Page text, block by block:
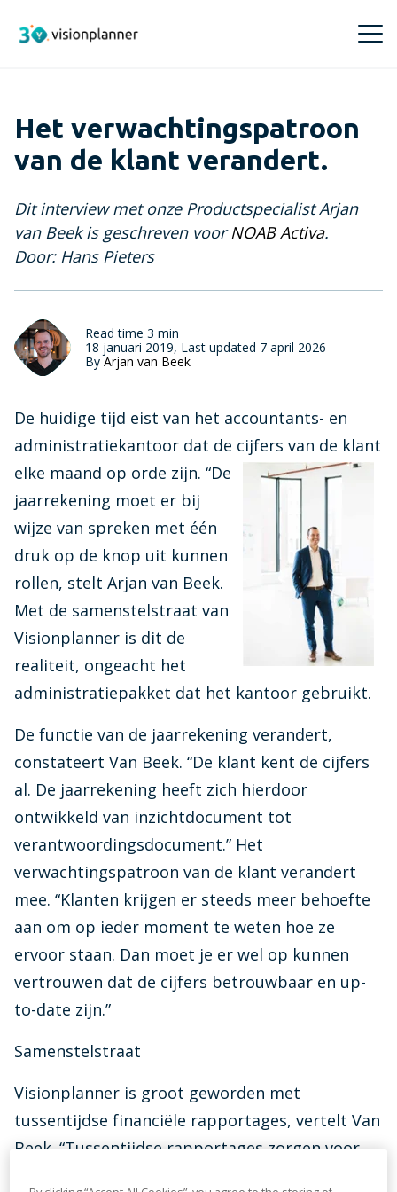
Producten
Visionplanner Compilation
Visionplanner Core
Makkelijk en snel je administraties beheren
Inzichten voor de beste adviezen en beslissingen
naleving van regels en geeft helder inzicht
Visionplanner PBC
Ontvang in één keer compleet en correct
klantinformatie
Visionplanner App
Altijd inzicht én eenvoudig mobiel ondertekenen
VAIA by Visionplanner
De geavanceerde AI-assistent die je helpt bij het
vertalen van cijfers naar inzicht
Slimme rapportages die je ondersteunen in je
Connect Center
Verbind Visionplanner direct met al je bronnen
Visionplanner tarieven
Zie in één oogopslag welk tarief voor jouw
kantoor van toepassing is
Infine
On-premise software voor samenstellen van
Inzichten
Events
Meld je aan voor Visionplanner events, webinars
of een demo
Opinie en verdieping over de
accountancybranche
Achtergronden voor slim softwaregebruik
Podcast
Luister mee en ontdek hoe de accountancy van
morgen vorm krijgt
Visionplanner Fans
Hoe ervaren onze klanten Visionplanner? Je leest
het hier.
Training & Support
Boek hier je Visionplanner training
Visionplanner Cloud
Ontdek waar je terecht kunt voor je vragen over
Infine Software
Ga direct naar Mijn Infine voor updates en
support
Visionplanner Offline
Ontdek waar je terecht kunt voor je vragen over
Visionplanner Offline
MLE
Ontdek waar je terecht kunt voor je vragen over
MLE
Over ons
Maak kennis met Visionplanner
Maak kennis met ons Management team
Experts
Maak kennis met onze accountancy experts
Kwaliteit
Kwaliteit staat bij ons centraal
Vacatures
Kom werken bij Visionplanner
Contact
Bel of mail ons voor al je vragen
Visionplanner & Humanitas
Kleine hulp, groot verschil in financiën
Het verwachtingspatroon
van de klant verandert.
Dit interview met onze Productspecialist Arjan
van Beek is geschreven voorNOAB Activa.
Door: Hans Pieters
Read time 3 min
18 januari 2019, Last updated 7 april 2026
ByArjan van Beek
De huidige tijd eist van het accountants- en
administratiekantoor dat de cijfers van de klant
elke maand op orde zijn. “De
jaarrekening moet er bij
wijze van spreken met één
druk op de knop uit kunnen
rollen, stelt Arjan van Beek.
Met de samenstelstraat van
Visionplanner is dit de
realiteit, ongeacht het
administratiepakket dat het kantoor gebruikt.
De functie van de jaarrekening verandert,
constateert Van Beek. “De klant kent de cijfers
al. De jaarrekening heeft zich hierdoor
ontwikkeld van inzichtdocument tot
verantwoordingsdocument.” Het
verwachtingspatroon van de klant verandert
mee. “Klanten krijgen er steeds meer behoefte
aan om op ieder moment te weten hoe ze
ervoor staan. Dan moet je er wel op kunnen
vertrouwen dat de cijfers betrouwbaar en up-
to-date zijn.”
Samenstelstraat
Visionplanner is groot geworden met
tussentijdse financiële rapportages, vertelt Van
Beek. “Tussentijdse rapportages zorgen voor